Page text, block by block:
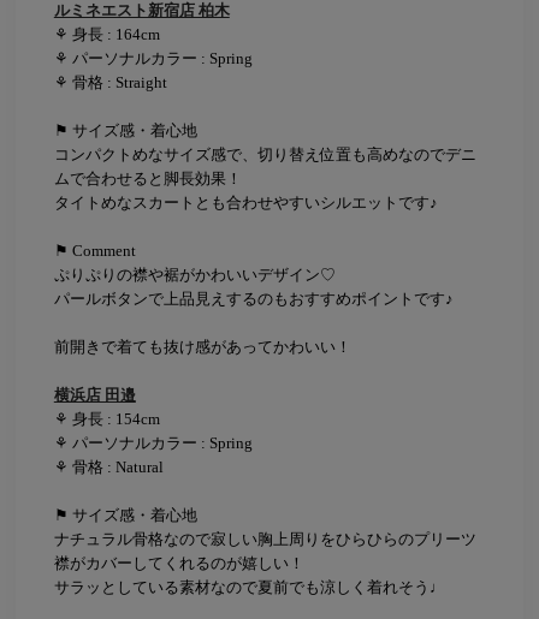
ルミネエスト新宿店 柏木
⚘ 身長 : 164cm
⚘ パーソナルカラー : Spring
⚘ 骨格 : Straight
⚑ サイズ感・着心地
コンパクトめなサイズ感で、切り替え位置も高めなのでデニ
ムで合わせると脚長効果！
タイトめなスカートとも合わせやすいシルエットです♪
⚑ Comment
ぷりぷりの襟や裾がかわいいデザイン♡
パールボタンで上品見えするのもおすすめポイントです♪
前開きで着ても抜け感があってかわいい！
横浜店 田邉
⚘ 身長 : 154cm
⚘ パーソナルカラー : Spring
⚘ 骨格 : Natural
⚑ サイズ感・着心地
ナチュラル骨格なので寂しい胸上周りをひらひらのプリーツ
襟がカバーしてくれるのが嬉しい！
サラッとしている素材なので夏前でも涼しく着れそう♩